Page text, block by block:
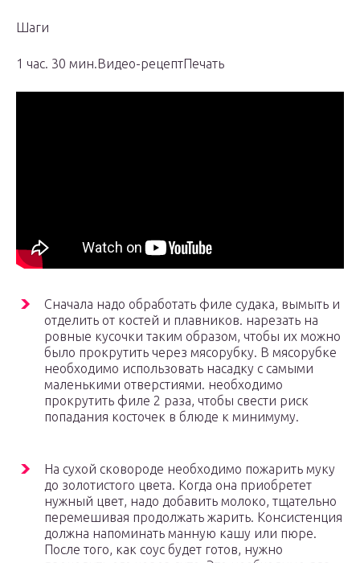
Шаги
1 час. 30 мин.Видео-рецептПечать
Сначала надо обработать филе судака, вымыть и
отделить от костей и плавников. нарезать на
ровные кусочки таким образом, чтобы их можно
было прокрутить через мясорубку. В мясорубке
необходимо использовать насадку с самыми
маленькими отверстиями. необходимо
прокрутить филе 2 раза, чтобы свести риск
попадания косточек в блюде к минимуму.
На сухой сковороде необходимо пожарить муку
до золотистого цвета. Когда она приобретет
нужный цвет, надо добавить молоко, тщательно
перемешивая продолжать жарить. Консистенция
должна напоминать манную кашу или пюре.
После того, как соус будет готов, нужно